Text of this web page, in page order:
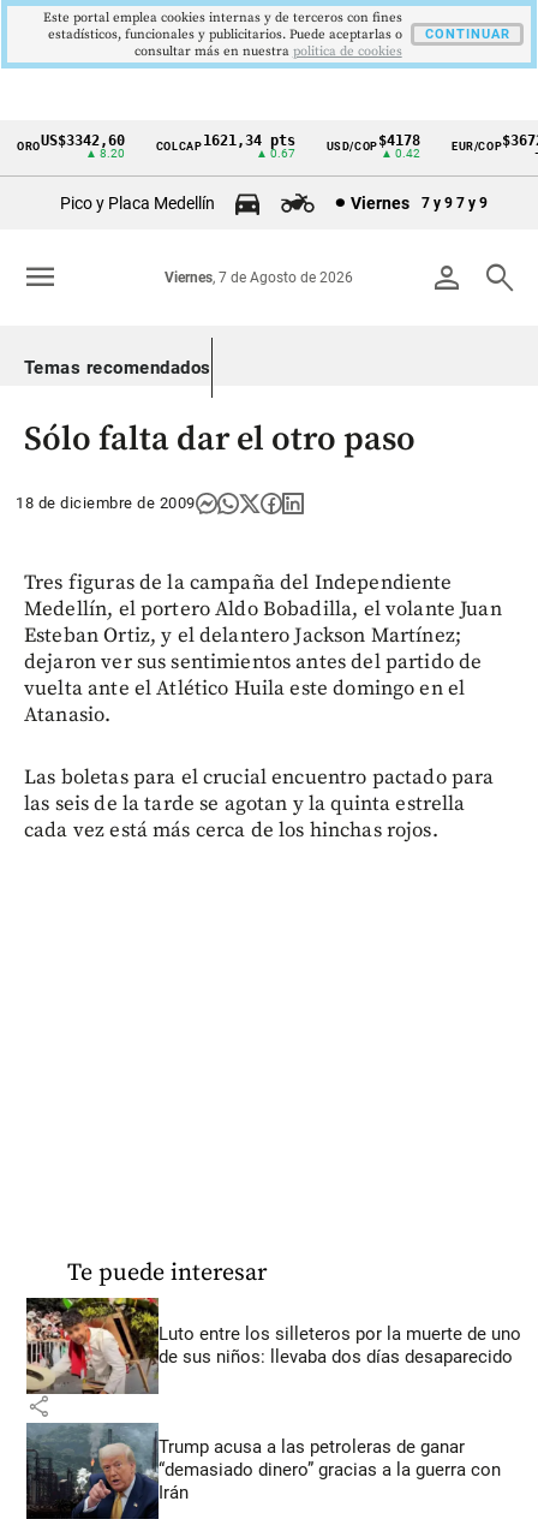
Cintillo
Colombia
OROUS$3342,60
▲ 8.20
COLCAP1621,34 pts
▲ 0.67
USD/COP$4178
▲ 0.42
EUR/COP$3672
Pico y Placa Medellín Viernes 7 y 9 7 y 9
person search
Viernes, 7 de Agosto de 2026
menu
Temas recomendados
Sólo falta dar el otro paso
18 de diciembre de 2009
Tres figuras de la campaña del Independiente
Medellín, el portero Aldo Bobadilla, el volante Juan
Esteban Ortiz, y el delantero Jackson Martínez;
dejaron ver sus sentimientos antes del partido de
vuelta ante el Atlético Huila este domingo en el
Atanasio.
Las boletas para el crucial encuentro pactado para
las seis de la tarde se agotan y la quinta estrella
cada vez está más cerca de los hinchas rojos.
Te puede interesar
Luto entre los silleteros por la muerte de uno
de sus niños: llevaba dos días desaparecido
share
Trump acusa a las petroleras de ganar
“demasiado dinero” gracias a la guerra con
Irán
Este portal emplea cookies internas y de terceros con fines
estadísticos, funcionales y publicitarios. Puede aceptarlas o
consultar más en nuestra politica de cookies
CONTINUAR